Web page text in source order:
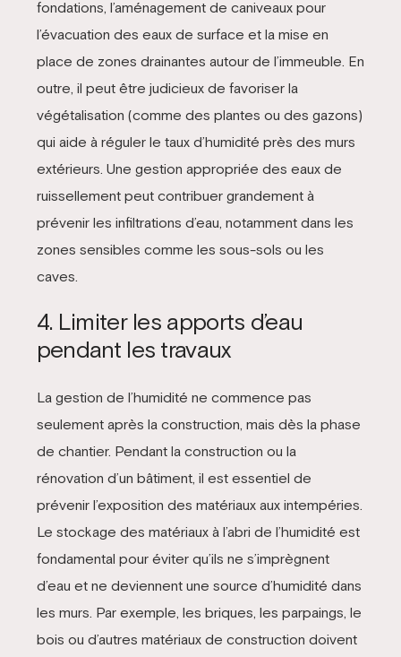
fondations, l’aménagement de caniveaux pour
l’évacuation des eaux de surface et la mise en
place de zones drainantes autour de l’immeuble. En
outre, il peut être judicieux de favoriser la
végétalisation (comme des plantes ou des gazons)
qui aide à réguler le taux d’humidité près des murs
extérieurs. Une gestion appropriée des eaux de
ruissellement peut contribuer grandement à
prévenir les infiltrations d’eau, notamment dans les
zones sensibles comme les sous-sols ou les
caves.
4. Limiter les apports d’eau
pendant les travaux
La gestion de l’humidité ne commence pas
seulement après la construction, mais dès la phase
de chantier. Pendant la construction ou la
rénovation d’un bâtiment, il est essentiel de
prévenir l’exposition des matériaux aux intempéries.
Le stockage des matériaux à l’abri de l’humidité est
fondamental pour éviter qu’ils ne s’imprègnent
d’eau et ne deviennent une source d’humidité dans
les murs. Par exemple, les briques, les parpaings, le
bois ou d’autres matériaux de construction doivent